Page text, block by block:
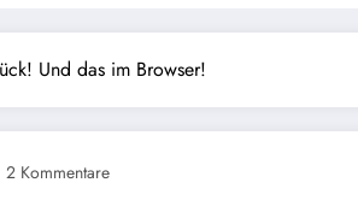
Und das im Browser!
2 Kommentare